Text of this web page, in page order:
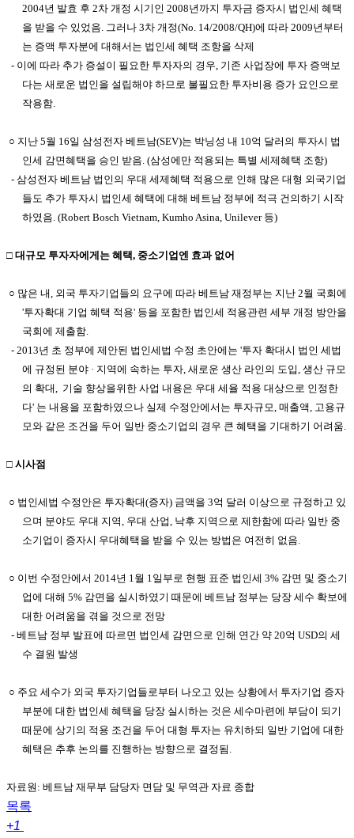
2004년 발효 후 2차 개정 시기인 2008년까지 투자금 증자시 법인세 혜택
을 받을 수 있었음. 그러나 3차 개정(No. 14/2008/QH)에 따라 2009년부터
는 증액 투자분에 대해서는 법인세 혜택 조항을 삭제
- 이에 따라 추가 증설이 필요한 투자자의 경우, 기존 사업장에 투자 증액보
다는 새로운 법인을 설립해야 하므로 불필요한 투자비용 증가 요인으로
작용함.
○ 지난 5월 16일 삼성전자 베트남(SEV)는 박닝성 내 10억 달러의 투자시 법
인세 감면혜택을 승인 받음. (삼성에만 적용되는 특별 세제혜택 조항)
- 삼성전자 베트남 법인의 우대 세제혜택 적용으로 인해 많은 대형 외국기업
들도 추가 투자시 법인세 혜택에 대해 베트남 정부에 적극 건의하기 시작
하였음. (Robert Bosch Vietnam, Kumho Asina, Unilever 등)
□ 대규모 투자자에게는 혜택, 중소기업엔 효과 없어
○ 많은 내, 외국 투자기업들의 요구에 따라 베트남 재정부는 지난 2월 국회에
'투자확대 기업 혜택 적용' 등을 포함한 법인세 적용관련 세부 개정 방안을
국회에 제출함.
- 2013년 초 정부에 제안된 법인세법 수정 초안에는 '투자 확대시 법인 세법
에 규정된 분야 · 지역에 속하는 투자, 새로운 생산 라인의 도입, 생산 규모
의 확대, 기술 향상을위한 사업 내용은 우대 세율 적용 대상으로 인정한
다' 는 내용을 포함하였으나 실제 수정안에서는 투자규모, 매출액, 고용규
모와 같은 조건을 두어 일반 중소기업의 경우 큰 혜택을 기대하기 어려움.
□ 시사점
○ 법인세법 수정안은 투자확대(증자) 금액을 3억 달러 이상으로 규정하고 있
으며 분야도 우대 지역, 우대 산업, 낙후 지역으로 제한함에 따라 일반 중
소기업이 증자시 우대혜택을 받을 수 있는 방법은 여전히 없음.
○ 이번 수정안에서 2014년 1월 1일부로 현행 표준 법인세 3% 감면 및 중소기
업에 대해 5% 감면을 실시하였기 때문에 베트남 정부는 당장 세수 확보에
대한 어려움을 겪을 것으로 전망
- 베트남 정부 발표에 따르면 법인세 감면으로 인해 연간 약 20억 USD의 세
수 결원 발생
○ 주요 세수가 외국 투자기업들로부터 나오고 있는 상황에서 투자기업 증자
부분에 대한 법인세 혜택을 당장 실시하는 것은 세수마련에 부담이 되기
때문에 상기의 적용 조건을 두어 대형 투자는 유치하되 일반 기업에 대한
혜택은 추후 논의를 진행하는 방향으로 결정됨.
자료원: 베트남 재무부 담당자 면담 및 무역관 자료 종합
목록
+1